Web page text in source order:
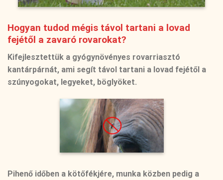
Hogyan tudod mégis távol tartani a lovad
fejétől a zavaró rovarokat?
Kifejlesztettük a gyógynövényes rovarriasztó
kantárpárnát, ami segít távol tartani a lovad fejétől a
szúnyogokat, legyeket, böglyöket.
Pihenő időben a kötőfékjére, munka közben pedig a